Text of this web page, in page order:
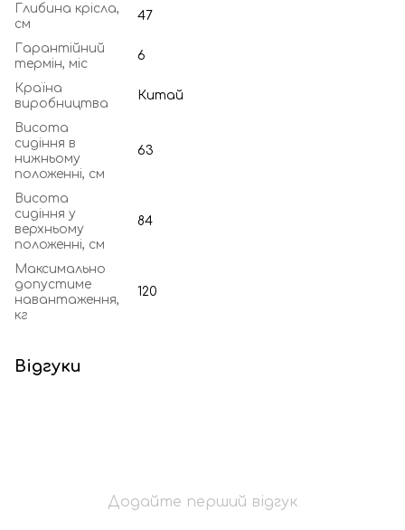
Глибина крісла,
см
47
Гарантійний
термін, міс
6
Країна
виробництва
Китай
Висота
сидіння в
нижньому
положенні, см
63
Висота
сидіння у
верхньому
положенні, см
84
Максимально
допустиме
навантаження,
кг
120
Відгуки
Додайте перший відгук